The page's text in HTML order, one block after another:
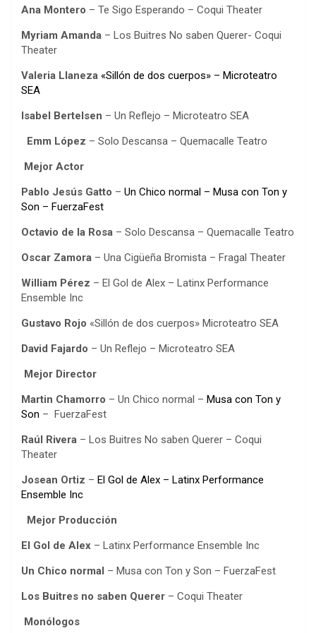
Ana Montero – Te Sigo Esperando – Coqui Theater
Myriam Amanda – Los Buitres No saben Querer- Coqui
Theater
Valeria Llaneza «Sillón de dos cuerpos» – Microteatro
SEA
Isabel Bertelsen – Un Reflejo – Microteatro SEA
Emm López – Solo Descansa – Quemacalle Teatro
Mejor Actor
Pablo Jesús Gatto – Un Chico normal – Musa con Ton y
Son – FuerzaFest
Octavio de la Rosa – Solo Descansa – Quemacalle Teatro
Oscar Zamora – Una Cigüeña Bromista – Fragal Theater
William Pérez – El Gol de Alex – Latinx Performance
Ensemble Inc
Gustavo Rojo «Sillón de dos cuerpos» Microteatro SEA
David Fajardo – Un Reflejo – Microteatro SEA
Mejor Director
Martin Chamorro – Un Chico normal – Musa con Ton y
Son – FuerzaFest
Raúl Rivera – Los Buitres No saben Querer – Coqui
Theater
Josean Ortiz – El Gol de Alex – Latinx Performance
Ensemble Inc
Mejor Producción
El Gol de Alex – Latinx Performance Ensemble Inc
Un Chico normal – Musa con Ton y Son – FuerzaFest
Los Buitres no saben Querer – Coqui Theater
Monólogos